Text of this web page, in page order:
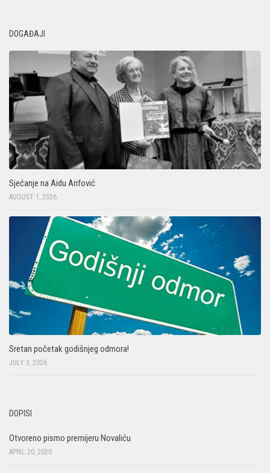
DOGAĐAJI
Sjećanje na Aidu Arifović
AUGUST 1, 2026
Sretan početak godišnjeg odmora!
JULY 3, 2026
DOPISI
Otvoreno pismo premijeru Novaliću
APRIL 20, 2020